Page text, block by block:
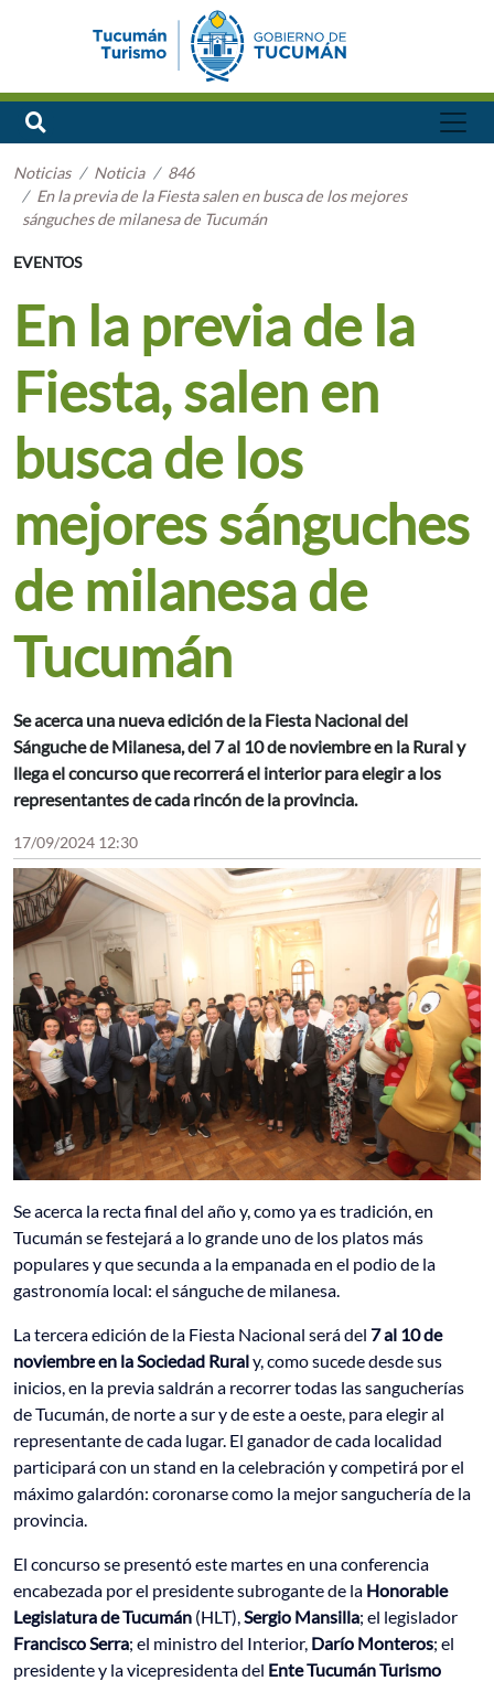
Noticias Noticia
846
En la previa de la Fiesta salen en busca de los mejores
sánguches de milanesa de Tucumán
EVENTOS
En la previa de la
Fiesta, salen en
busca de los
mejores sánguches
de milanesa de
Tucumán
Se acerca una nueva edición de la Fiesta Nacional del
Sánguche de Milanesa, del 7 al 10 de noviembre en la Rural y
llega el concurso que recorrerá el interior para elegir a los
representantes de cada rincón de la provincia.
17/09/2024 12:30
Se acerca la recta final del año y, como ya es tradición, en
Tucumán se festejará a lo grande uno de los platos más
populares y que secunda a la empanada en el podio de la
gastronomía local: el sánguche de milanesa.
La tercera edición de la Fiesta Nacional será del 7 al 10 de
noviembreen la Sociedad Ruraly, como sucede desde sus
inicios, en la previa saldrán a recorrer todas las sangucherías
de Tucumán, de norte a sur y de este a oeste, para elegir al
representante de cada lugar. El ganador de cada localidad
participará con un stand en la celebración y competirá por el
máximo galardón: coronarse como la mejor sanguchería de la
provincia.
El concurso se presentó este martes en una conferencia
encabezada por el presidente subrogante de la Honorable
Legislatura de Tucumán (HLT),Sergio Mansilla; el legislador
Francisco Serra; el ministro del Interior, Darío Monteros; el
presidente y la vicepresidenta del Ente Tucumán Turismo